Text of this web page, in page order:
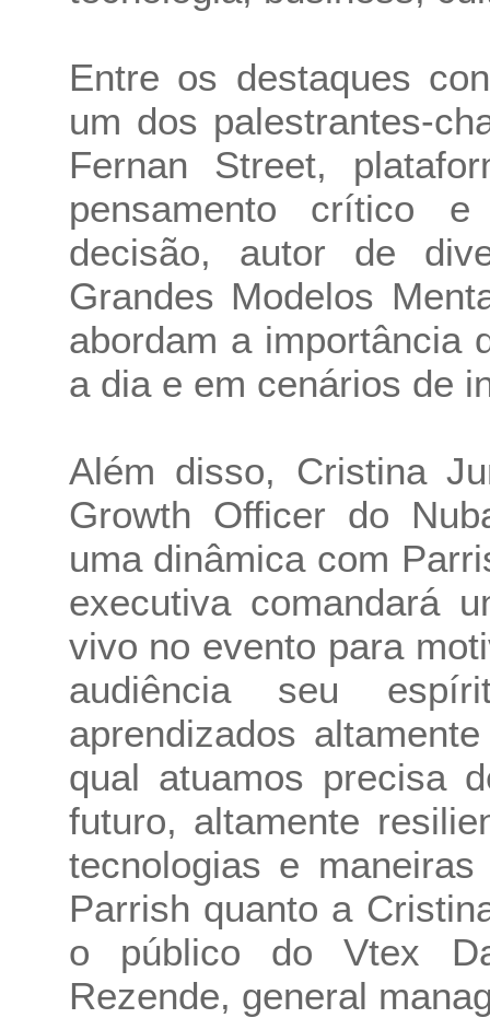
Entre os destaques
um dos palestrantes-
Fernan Street,
pensamento crítico
decisão, autor de
Grandes Modelos
abordam a importância
a dia e em cenários de
Além disso, Cristina
Growth Officer do
uma dinâmica com
executiva comandará
vivo no evento para
audiência seu
aprendizados
qual atuamos precisa
futuro, altamente
tecnologias e
Parrish quanto a
o público do Vtex
Rezende, general